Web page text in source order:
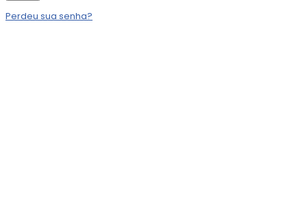
Perdeu sua senha?